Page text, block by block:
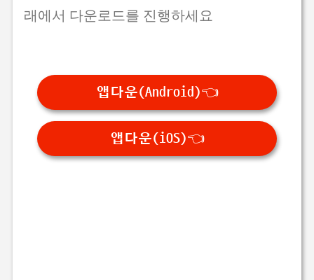
래에서 다운로드를 진행하세요
앱다운(Android)👈
앱다운(iOS)👈